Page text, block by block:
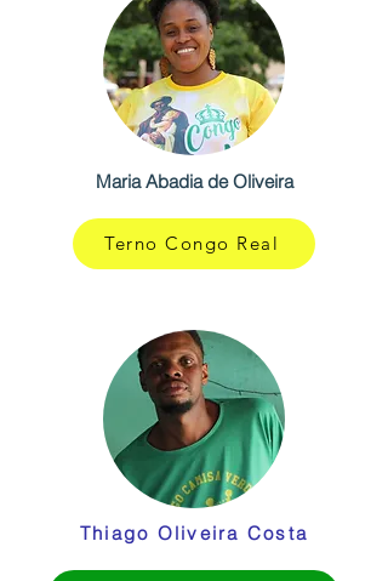
Maria Abadia de Oliveira
Terno Congo Real
Thiago Oliveira Costa